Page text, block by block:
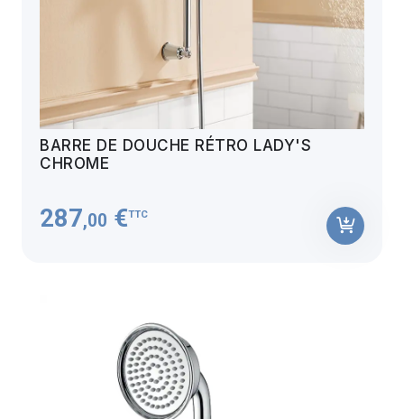
BARRE DE DOUCHE RÉTRO LADY'S
CHROME
287,00 €TTC